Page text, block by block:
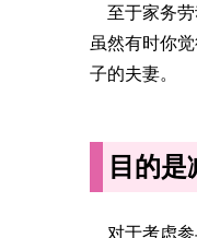
至于家务劳
虽然有时你
子的夫妻。
目的是
对于考虑参